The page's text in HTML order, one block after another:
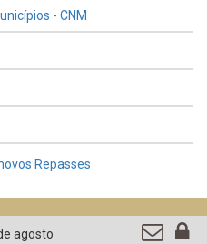
- CNM
Repasses
agosto